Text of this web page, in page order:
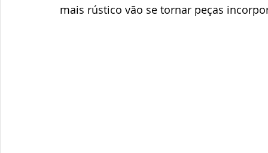
mais rústico vão se tornar peças